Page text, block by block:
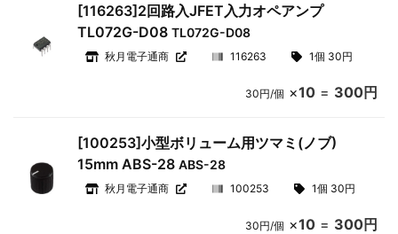
[116263]2回路入JFET入力オペアンプ
TL072G-D08TL072G-D08
秋月電子通商 116263 1個 30円
30円/個 ×10= 300円
[100253]小型ボリューム用ツマミ(ノブ)
15mm ABS-28ABS-28
秋月電子通商 100253 1個 30円
30円/個 ×10= 300円